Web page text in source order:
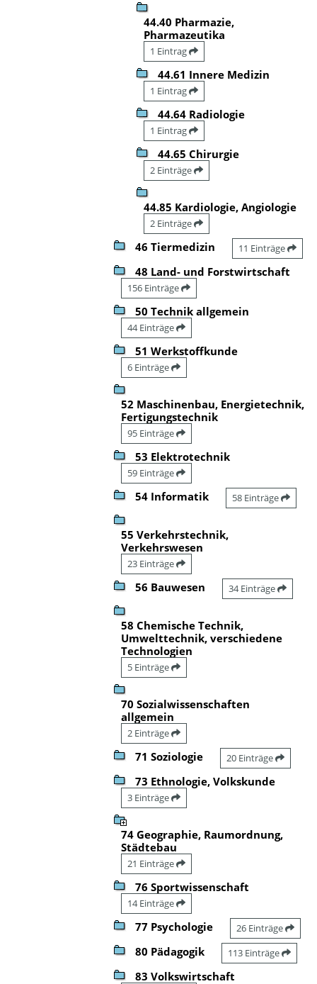
44.40 Pharmazie,
Pharmazeutika
1 Eintrag
44.61 Innere Medizin
1 Eintrag
44.64 Radiologie
1 Eintrag
44.65 Chirurgie
2 Einträge
44.85 Kardiologie, Angiologie
2 Einträge
46 Tiermedizin 11 Einträge
48 Land- und Forstwirtschaft
156 Einträge
50 Technik allgemein
44 Einträge
51 Werkstoffkunde
6 Einträge
52 Maschinenbau, Energietechnik,
Fertigungstechnik
95 Einträge
53 Elektrotechnik
59 Einträge
54 Informatik 58 Einträge
55 Verkehrstechnik,
Verkehrswesen
23 Einträge
56 Bauwesen 34 Einträge
58 Chemische Technik,
Umwelttechnik, verschiedene
Technologien
5 Einträge
70 Sozialwissenschaften
allgemein
2 Einträge
71 Soziologie 20 Einträge
73 Ethnologie, Volkskunde
3 Einträge
74 Geographie, Raumordnung,
Städtebau
21 Einträge
76 Sportwissenschaft
14 Einträge
77 Psychologie 26 Einträge
80 Pädagogik 113 Einträge
83 Volkswirtschaft